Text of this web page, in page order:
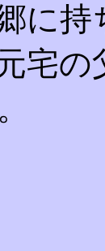
に
宅